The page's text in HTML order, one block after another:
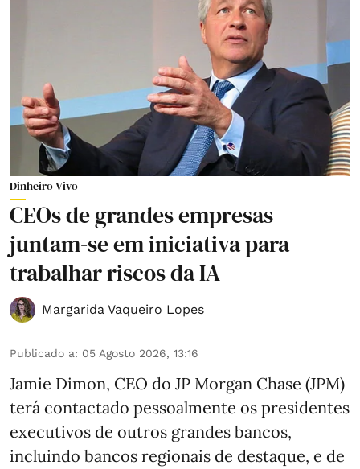
Dinheiro Vivo
CEOs de grandes empresas
juntam-se em iniciativa para
trabalhar riscos da IA
Margarida Vaqueiro Lopes
Publicado a: 05 Agosto 2026, 13:16
Jamie Dimon, CEO do JP Morgan Chase (JPM)
terá contactado pessoalmente os presidentes
executivos de outros grandes bancos,
incluindo bancos regionais de destaque, e de